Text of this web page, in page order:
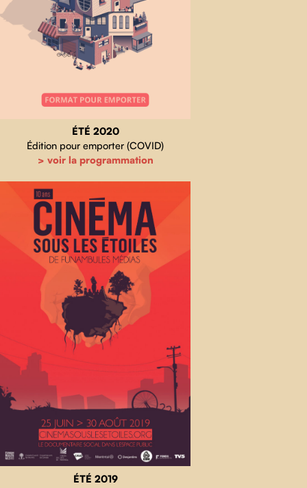
ÉTÉ 2020
Édition pour emporter (COVID)
> voir la programmation
ÉTÉ 2019